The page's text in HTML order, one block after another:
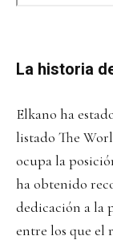
La historia
Elkano ha
listado The
ocupa la
ha obtenido
dedicación a la
entre los que el